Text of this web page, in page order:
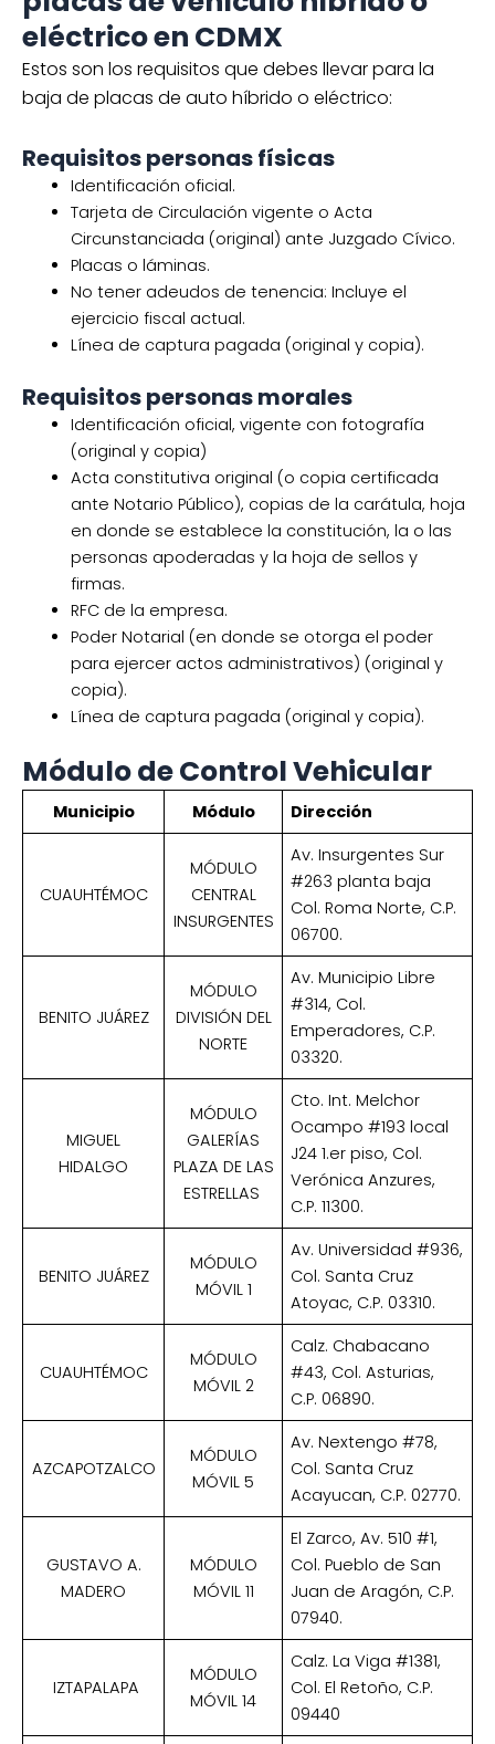
eléctrico en CDMX
Estos son los requisitos que debes llevar para la
baja de placas de auto híbrido o eléctrico:
Requisitos personas físicas
Identificación oficial.
Tarjeta de Circulación vigente o Acta
Circunstanciada (original) ante Juzgado Cívico.
Placas o láminas.
No tener adeudos de tenencia: Incluye el
ejercicio fiscal actual.
Línea de captura pagada (original y copia).
Requisitos personas morales
Identificación oficial, vigente con fotografía
(original y copia)
Acta constitutiva original (o copia certificada
ante Notario Público), copias de la carátula, hoja
en donde se establece la constitución, la o las
personas apoderadas y la hoja de sellos y
firmas.
RFC de la empresa.
Poder Notarial (en donde se otorga el poder
para ejercer actos administrativos) (original y
copia).
Línea de captura pagada (original y copia).
Módulo de Control Vehicular
Municipio Módulo Dirección
CUAUHTÉMOC
MÓDULO
CENTRAL
INSURGENTES
Av. Insurgentes Sur
#263 planta baja
Col. Roma Norte, C.P.
06700.
BENITO JUÁREZ
MÓDULO
DIVISIÓN DEL
NORTE
Av. Municipio Libre
#314, Col.
Emperadores, C.P.
03320.
MIGUEL
HIDALGO
MÓDULO
GALERÍAS
PLAZA DE LAS
ESTRELLAS
Cto. Int. Melchor
Ocampo #193 local
J24 1.er piso, Col.
Verónica Anzures,
C.P. 11300.
BENITO JUÁREZ
MÓDULO
MÓVIL 1
Av. Universidad #936,
Col. Santa Cruz
Atoyac, C.P. 03310.
CUAUHTÉMOC
MÓDULO
MÓVIL 2
Calz. Chabacano
#43, Col. Asturias,
C.P. 06890.
AZCAPOTZALCO
MÓDULO
MÓVIL 5
Av. Nextengo #78,
Col. Santa Cruz
Acayucan, C.P. 02770.
GUSTAVO A.
MADERO
MÓDULO
MÓVIL 11
El Zarco, Av. 510 #1,
Col. Pueblo de San
Juan de Aragón, C.P.
07940.
IZTAPALAPA
MÓDULO
MÓVIL 14
Calz. La Viga #1381,
Col. El Retoño, C.P.
09440